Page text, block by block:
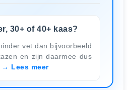
30+ of 40+ kaas?
vet dan bijvoorbeeld
en zijn daarmee dus
Lees meer